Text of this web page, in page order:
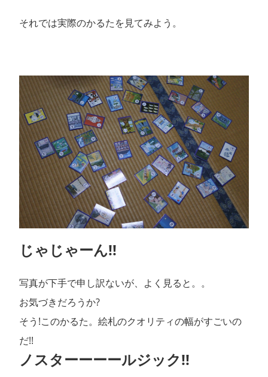
それでは実際のかるたを見てみよう。
じゃじゃーん!!
写真が下手で申し訳ないが、よく見ると。。
お気づきだろうか?
そう!このかるた。絵札のクオリティの幅がすごいの
だ!!
ノスターーーールジック!!